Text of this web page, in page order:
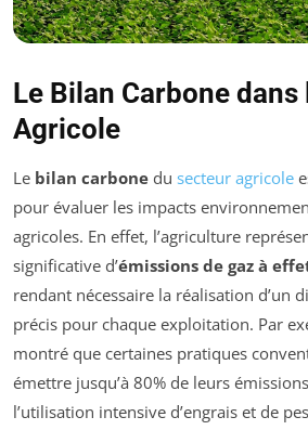
Le Bilan Carbone
Agricole
Le bilan carbone du secteur agricole
pour évaluer les impacts
agricoles. En effet, l’agriculture
significative d’émissions de gaz à
rendant nécessaire la réalisation d’un
précis pour chaque exploitation. Par
montré que certaines pratiques
émettre jusqu’à 80% de leurs
l’utilisation intensive d’engrais et de